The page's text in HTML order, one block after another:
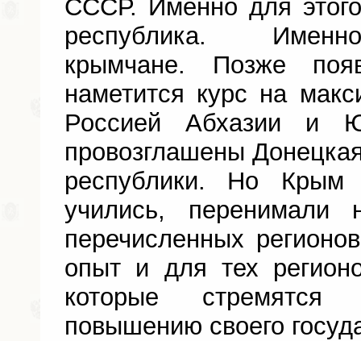
СССР. Именно для
республика.
крымчане. Позже
наметится курс на
Россией Абхазии и
провозглашены
республики. Но
учились,
перечисленных
опыт и для тех
которые
повышению своего